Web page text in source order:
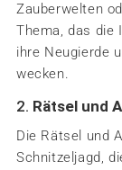
Zauberwelten
Thema, das die
ihre Neugierde
wecken.
2. Rätsel und
Die Rätsel und
Schnitzeljagd,